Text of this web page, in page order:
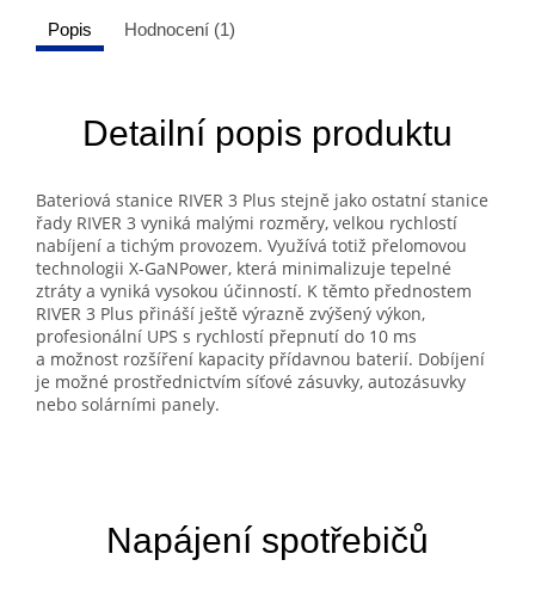
Popis Hodnocení (1)
Detailní popis produktu
Bateriová stanice RIVER 3 Plus stejně jako ostatní stanice
řady RIVER 3 vyniká malými rozměry, velkou rychlostí
nabíjení a tichým provozem. Využívá totiž přelomovou
technologii X-GaNPower, která minimalizuje tepelné
ztráty a vyniká vysokou účinností. K těmto přednostem
RIVER 3 Plus přináší ještě výrazně zvýšený výkon,
profesionální UPS s rychlostí přepnutí do 10 ms
a možnost rozšíření kapacity přídavnou baterií. Dobíjení
je možné prostřednictvím síťové zásuvky, autozásuvky
nebo solárními panely.
Napájení spotřebičů